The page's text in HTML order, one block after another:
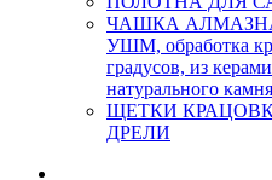
ЧАШКА
УШМ, обработка
градусов, из
натурального камня
ЩЕТКИ
ДРЕЛИ